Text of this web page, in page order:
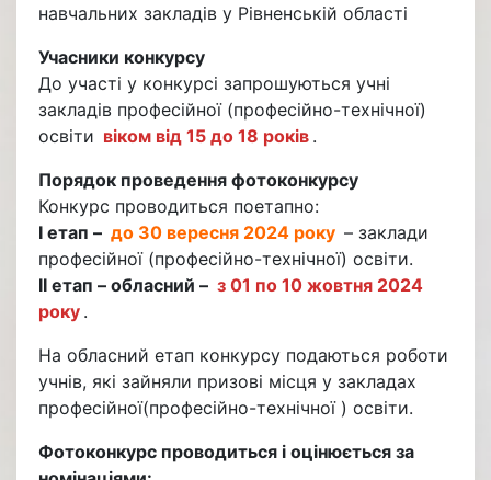
навчальних закладів у Рівненській області
Учасники конкурсу
До участі у конкурсі запрошуються учні
закладів професійної (професійно-технічної)
освіти віком від 15 до 18 років .
Порядок проведення фотоконкурсу
Конкурс проводиться поетапно:
І етап – до 30 вересня 2024 року – заклади
професійної (професійно-технічної) освіти.
ІІ етап – обласний – з 01 по 10 жовтня 2024
року .
На обласний етап конкурсу подаються роботи
учнів, які зайняли призові місця у закладах
професійної(професійно-технічної ) освіти.
Фотоконкурс проводиться і оцінюється за